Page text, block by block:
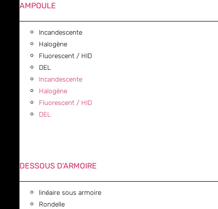
AMPOULE
Incandescente
Halogène
Fluorescent / HID
DEL
Incandescente
Halogène
Fluorescent / HID
DEL
DESSOUS D'ARMOIRE
linéaire sous armoire
Rondelle